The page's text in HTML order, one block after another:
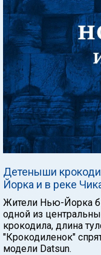
Детеныши
Йорка и в реке
Жители Нью-Йорка
одной из
крокодила, длина
"Крокодиленок"
модели Datsun.